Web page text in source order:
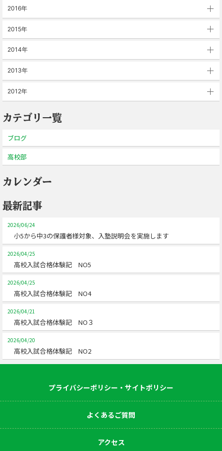
2016年
2015年
2014年
2013年
2012年
カテゴリ一覧
ブログ
高校部
カレンダー
最新記事
2026/06/24
小5から中3の保護者様対象、入塾説明会を実施します
2026/04/25
高校入試合格体験記 NO5
2026/04/25
高校入試合格体験記 NO4
2026/04/21
高校入試合格体験記 NO３
2026/04/20
高校入試合格体験記 NO2
プライバシーポリシー・サイトポリシー
よくあるご質問
アクセス